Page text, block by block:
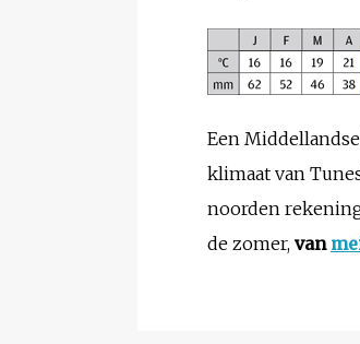
Een
klimaat van
noorden
de zomer, van